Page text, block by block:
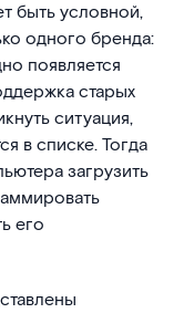
быть условной,
одного бренда:
появляется
старых
ситуация,
в списке. Тогда
загрузить
его